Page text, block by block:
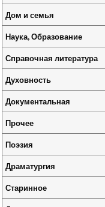
Дом и семья
Наука, Образование
Справочная литература
Духовность
Документальная
Прочее
Поэзия
Драматургия
Старинное